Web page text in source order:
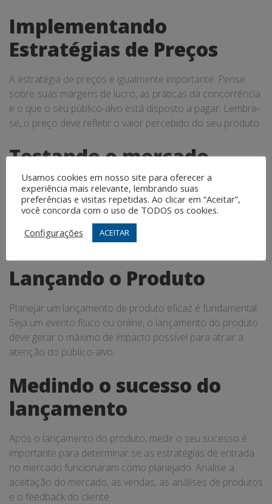
Implementando
Estratégias de Preços
A estratégia de preços é igualmente importante. Pense
sobre suas margens de lucro, as práticas da concorrência
e o que o seu público-alvo está disposto a pagar. Lembre-
se, o preço deve refletir o valor percebido do seu produto.
Testando o mercado
O teste do mercado pode fornecer dados valiosos sobre
como o seu produto provavelmente será recebido pelo
público. O feedback coletado durante o teste do mercado
pode te ajudar a fazer ajustes finais antes do lançamento
Lançando o Produto
Planejar um lançamento de produto eficaz é fundamental.
Seja um evento físico ou online, o lançamento do produto
deve gerar o máximo de impacto possível para atrair a
atenção do público-alvo.
Medindo o sucesso do
lançamento
Após o lançamento do produto, medir o seu sucesso é
importante para determinar se as estratégias de entrada
no mercado funcionaram como planejado. Analise a
aceitação do mercado, as vendas, as análises de produtos
e o feedback do cliente.
Usamos cookies em nosso site para oferecer a
experiência mais relevante, lembrando suas
preferências e visitas repetidas. Ao clicar em “Aceitar”,
você concorda com o uso de TODOS os cookies.
Configurações
ACEITAR